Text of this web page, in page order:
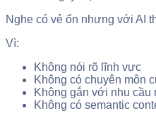
Nghe có vẻ ổn nhưng với AI
Vì:
Không nói rõ lĩnh vực
Không có chuyên môn
Không gắn với nhu cầu
Không có semantic